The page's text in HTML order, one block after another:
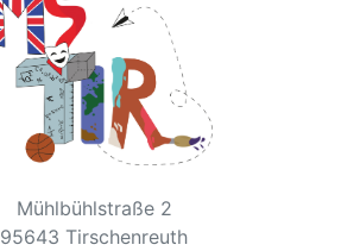
Mühlbühlstraße 2
95643 Tirschenreuth